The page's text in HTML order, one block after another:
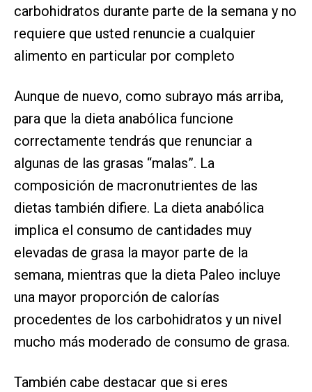
carbohidratos durante parte de la semana y no
requiere que usted renuncie a cualquier
alimento en particular por completo
Aunque de nuevo, como subrayo más arriba,
para que la dieta anabólica funcione
correctamente tendrás que renunciar a
algunas de las grasas “malas”. La
composición de macronutrientes de las
dietas también difiere. La dieta anabólica
implica el consumo de cantidades muy
elevadas de grasa la mayor parte de la
semana, mientras que la dieta Paleo incluye
una mayor proporción de calorías
procedentes de los carbohidratos y un nivel
mucho más moderado de consumo de grasa.
También cabe destacar que si eres